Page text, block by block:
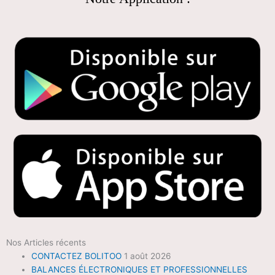
Nos Articles récents
CONTACTEZ BOLITOO 1 août 2026
BALANCES ÉLECTRONIQUES ET PROFESSIONNELLES